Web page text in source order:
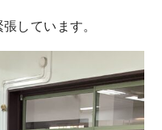
しています。